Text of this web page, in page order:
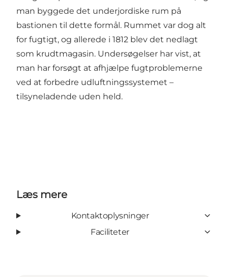
man byggede det underjordiske rum på
bastionen til dette formål. Rummet var dog alt
for fugtigt, og allerede i 1812 blev det nedlagt
som krudtmagasin. Undersøgelser har vist, at
man har forsøgt at afhjælpe fugtproblemerne
ved at forbedre udluftningssystemet –
tilsyneladende uden held.
Læs mere
Kontaktoplysninger
Faciliteter